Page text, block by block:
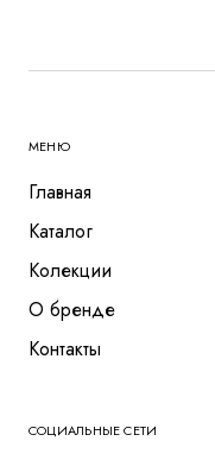
МЕНЮ
Главная
Каталог
Колекции
О бренде
Контакты
СОЦИАЛЬНЫЕ СЕТИ